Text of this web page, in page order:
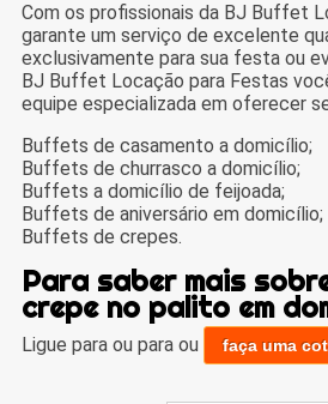
Com os profissionais da BJ Buffet
garante um serviço de excelente
exclusivamente para sua festa ou
BJ Buffet Locação para Festas
equipe especializada em oferecer
Buffets de casamento a domicílio;
Buffets de churrasco a domicílio;
Buffets a domicílio de feijoada;
Buffets de aniversário em domicílio;
Buffets de crepes.
Para saber mais
crepe no palito em
Ligue para ou para ou faça uma